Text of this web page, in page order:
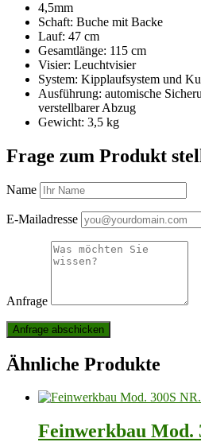
4,5mm
Schaft: Buche mit Backe
Lauf: 47 cm
Gesamtlänge: 115 cm
Visier: Leuchtvisier
System: Kipplaufsystem und
Ausführung: automische
verstellbarer Abzug
Gewicht: 3,5 kg
Frage zum Produkt
Name
E-Mailadresse
Anfrage
Ähnliche Produkte
Feinwerkbau Mod.